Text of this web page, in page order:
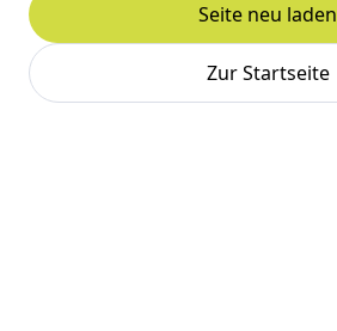
Seite neu laden
Zur Startseite